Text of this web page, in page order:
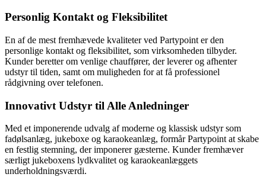
Personlig Kontakt og Fleksibilitet
En af de mest fremhævede kvaliteter ved Partypoint er den
personlige kontakt og fleksibilitet, som virksomheden tilbyder.
Kunder beretter om venlige chauffører, der leverer og afhenter
udstyr til tiden, samt om muligheden for at få professionel
rådgivning over telefonen.
Innovativt Udstyr til Alle Anledninger
Med et imponerende udvalg af moderne og klassisk udstyr som
fadølsanlæg, jukeboxe og karaokeanlæg, formår Partypoint at skabe
en festlig stemning, der imponerer gæsterne. Kunder fremhæver
særligt jukeboxens lydkvalitet og karaokeanlæggets
underholdningsværdi.